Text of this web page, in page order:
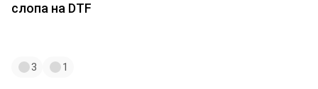
слопа на DTF
3 1